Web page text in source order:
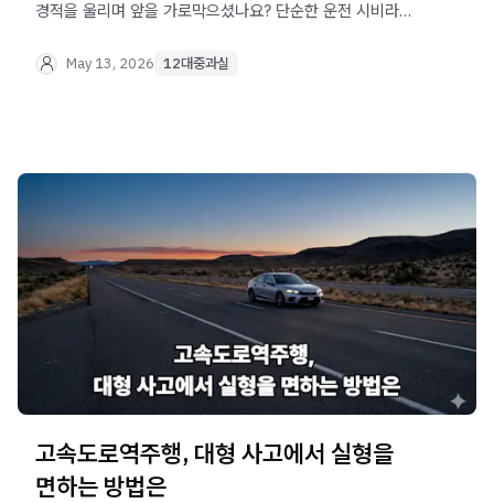
경적을 울리며 앞을 가로막으셨나요? 단순한 운전 시비라고
오라는 연락을 받으면 눈앞이 캄캄해지실 텐데요. 최근
법무법인 오현 음주교통대응TF팀에서 소중한 일상을
지켜내는 현명한 대처법을 사근사근하게 설명해 드릴게요.
May 13, 2026 12대중과실
고속도로역주행, 대형 사고에서 실형을
면하는 방법은